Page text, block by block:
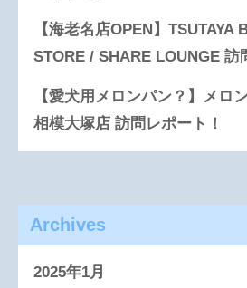
【海老名店OPEN】TSUTAYA
STORE / SHARE LOUNGE 訪
【愛犬用メロンパン？】メロ
相模大塚店 訪問レポート！
Archives
2025年1月